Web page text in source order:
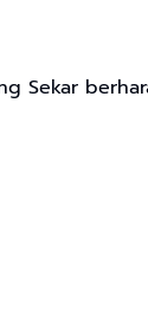
Sekar